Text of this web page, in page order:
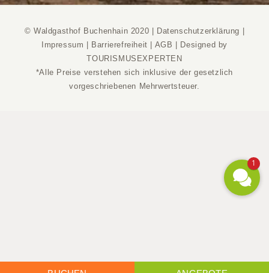
© Waldgasthof Buchenhain 2020 | Datenschutzerklärung
Impressum
Barrierefreiheit AGB
Designed by
TOURISMUSEXPERTEN
*Alle Preise verstehen sich inklusive der gesetzlich
vorgeschriebenen Mehrwertsteuer.
1